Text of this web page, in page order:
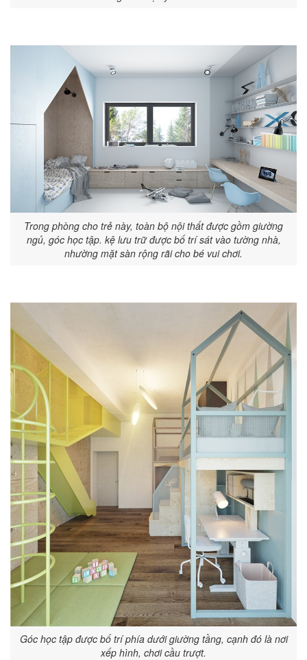
Trong phòng cho trẻ này, toàn bộ nội thất được gồm giường
ngủ, góc học tập. kệ lưu trữ được bố trí sát vào tường nhà,
nhường mặt sàn rộng rãi cho bé vui chơi.
Góc học tập được bố trí phía dưới giường tầng, cạnh đó là nơi
xếp hình, chơi cầu trượt.